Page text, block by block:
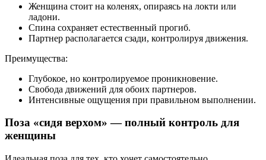
Женщина стоит на коленях, опираясь на локти или
ладони.
Спина сохраняет естественный прогиб.
Партнер располагается сзади, контролируя движения.
Преимущества:
Глубокое, но контролируемое проникновение.
Свобода движений для обоих партнеров.
Интенсивные ощущения при правильном выполнении.
Поза «сидя верхом» — полный контроль для
женщины